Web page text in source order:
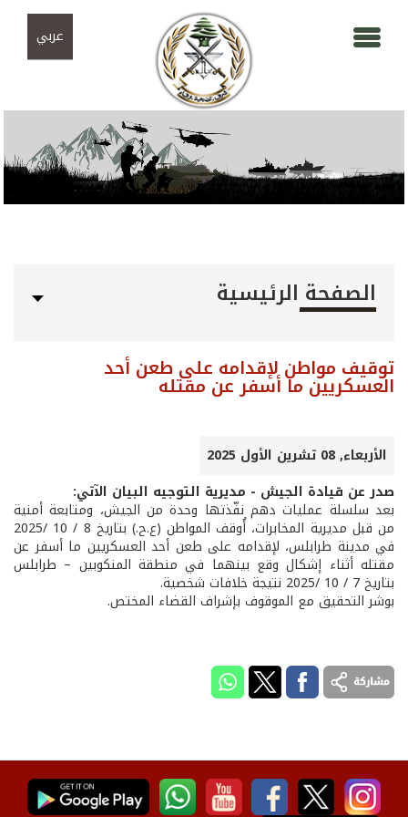
عربي
الصفحة الرئيسية
توقيف مواطن لإقدامه على طعن أحد
العسكريين ما أسفر عن مقتله
الأربعاء, 08 تشرين الأول 2025
صدر عن قيادة الجيش - مديرية التوجيه البيان الآتي:
بعد سلسلة عمليات دهم نفّذتها وحدة من الجيش، ومتابعة أمنية
من قبل مديرية المخابرات، أُوقف المواطن (ع.ح.) بتاريخ 8 / 10 /2025
في مدينة طرابلس، لإقدامه على طعن أحد العسكريين ما أسفر عن
مقتله أثناء إشكال وقع بينهما في منطقة المنكوبين – طرابلس
بتاريخ 7 / 10 /2025 نتيجة خلافات شخصية.
بوشر التحقيق مع الموقوف بإشراف القضاء المختص.